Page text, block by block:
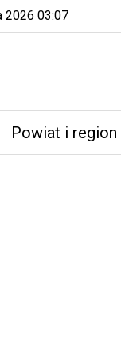
2026 03:07
Powiat i region